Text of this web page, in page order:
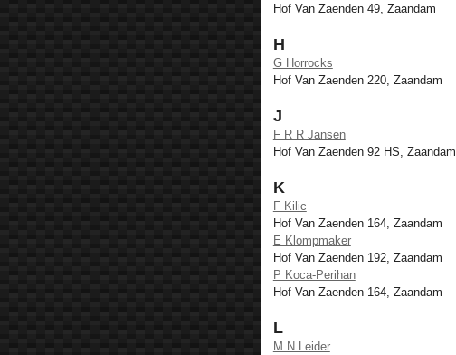
Hof Van Zaenden 49, Zaandam
H
G Horrocks
Hof Van Zaenden 220, Zaandam
J
F R R Jansen
Hof Van Zaenden 92 HS, Zaandam
K
F Kilic
Hof Van Zaenden 164, Zaandam
E Klompmaker
Hof Van Zaenden 192, Zaandam
P Koca-Perihan
Hof Van Zaenden 164, Zaandam
L
M N Leider